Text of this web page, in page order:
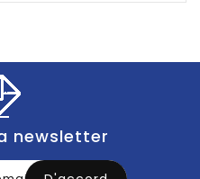
newsletter